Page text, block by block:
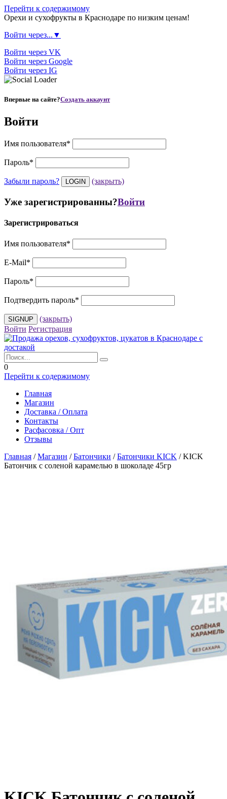
Перейти к содержимому
Орехи и сухофрукты в Краснодаре по низким ценам!
Войти через...▼
Войти через VK
Войти через Google
Войти через IG
Впервые на сайте?Создать аккаунт
Войти
Имя пользователя*
Пароль*
Забыли пароль? (закрыть)
Уже зарегистрированны?Войти
Зарегистрироваться
Имя пользователя*
E-Mail*
Пароль*
Подтвердить пароль*
(закрыть)
Войти Регистрация
0
Перейти к содержимому
Главная
Магазин
Доставка / Оплата
Контакты
Расфасовка / Опт
Отзывы
Главная /Магазин /Батончики /Батончики KICK /KICK
Батончик с соленой карамелью в шоколаде 45гр